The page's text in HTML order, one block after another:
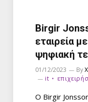
Birgir
εταιρεία
ψηφιακή
01/12/2023 By
it
Ο Birgir